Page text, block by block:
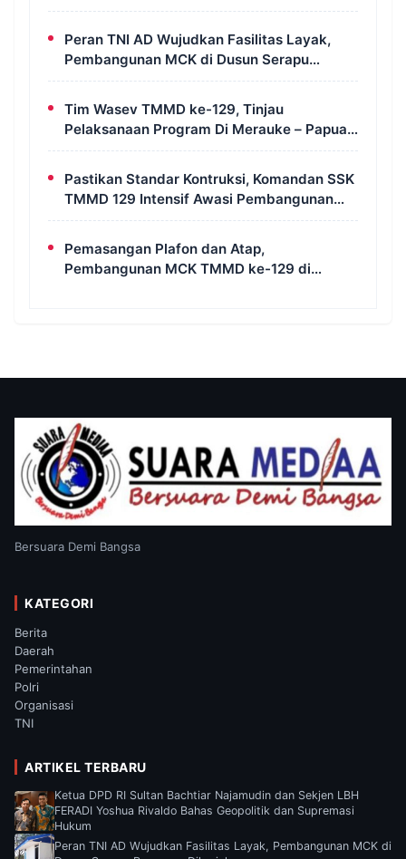
Bahas Geopolitik dan Supremasi Hukum
Peran TNI AD Wujudkan Fasilitas Layak,
Pembangunan MCK di Dusun Serapu
Rampung Dikerjakan
Tim Wasev TMMD ke-129, Tinjau
Pelaksanaan Program Di Merauke – Papua
Selatan
Pastikan Standar Kontruksi, Komandan SSK
TMMD 129 Intensif Awasi Pembangunan
MCK di Wanam
Pemasangan Plafon dan Atap,
Pembangunan MCK TMMD ke-129 di
Bersuara Demi Bangsa
KATEGORI
Berita
Daerah
Pemerintahan
Polri
Organisasi
TNI
ARTIKEL TERBARU
Ketua DPD RI Sultan Bachtiar Najamudin dan Sekjen LBH
FERADI Yoshua Rivaldo Bahas Geopolitik dan Supremasi
Hukum
Peran TNI AD Wujudkan Fasilitas Layak, Pembangunan MCK di